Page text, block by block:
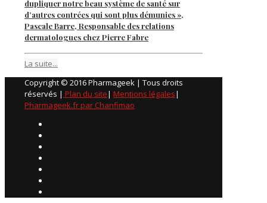
dupliquer notre beau système de santé sur
d’autres contrées qui sont plus démunies »,
Pascale Barre, Responsable des relations
dermatologues chez Pierre Fabre
La suite...
Copyright © 2016 Pharmageek | Tous droits
réservés | Plan du site| Mentions légales|
Pharmageek.fr par Chanfimao